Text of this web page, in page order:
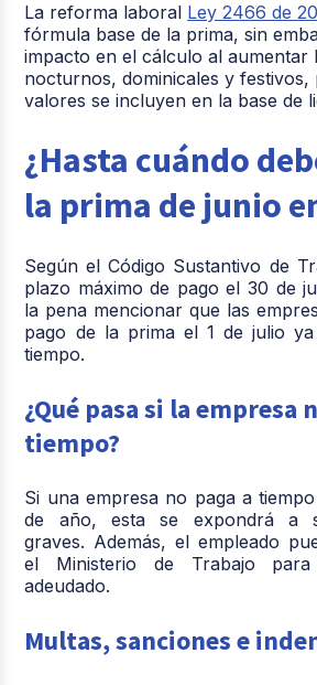
La reforma laboral Ley 2466 de
fórmula base de la prima, sin
impacto en el cálculo al aumentar
nocturnos, dominicales y festivos,
valores se incluyen en la base de
¿Hasta cuándo
la prima de junio
Según el Código Sustantivo de
plazo máximo de pago el 30 de
la pena mencionar que las
pago de la prima el 1 de julio
tiempo.
¿Qué pasa si la empresa
tiempo?
Si una empresa no paga a
de año, esta se expondrá a
graves. Además, el empleado
el Ministerio de Trabajo
adeudado.
Multas, sanciones e